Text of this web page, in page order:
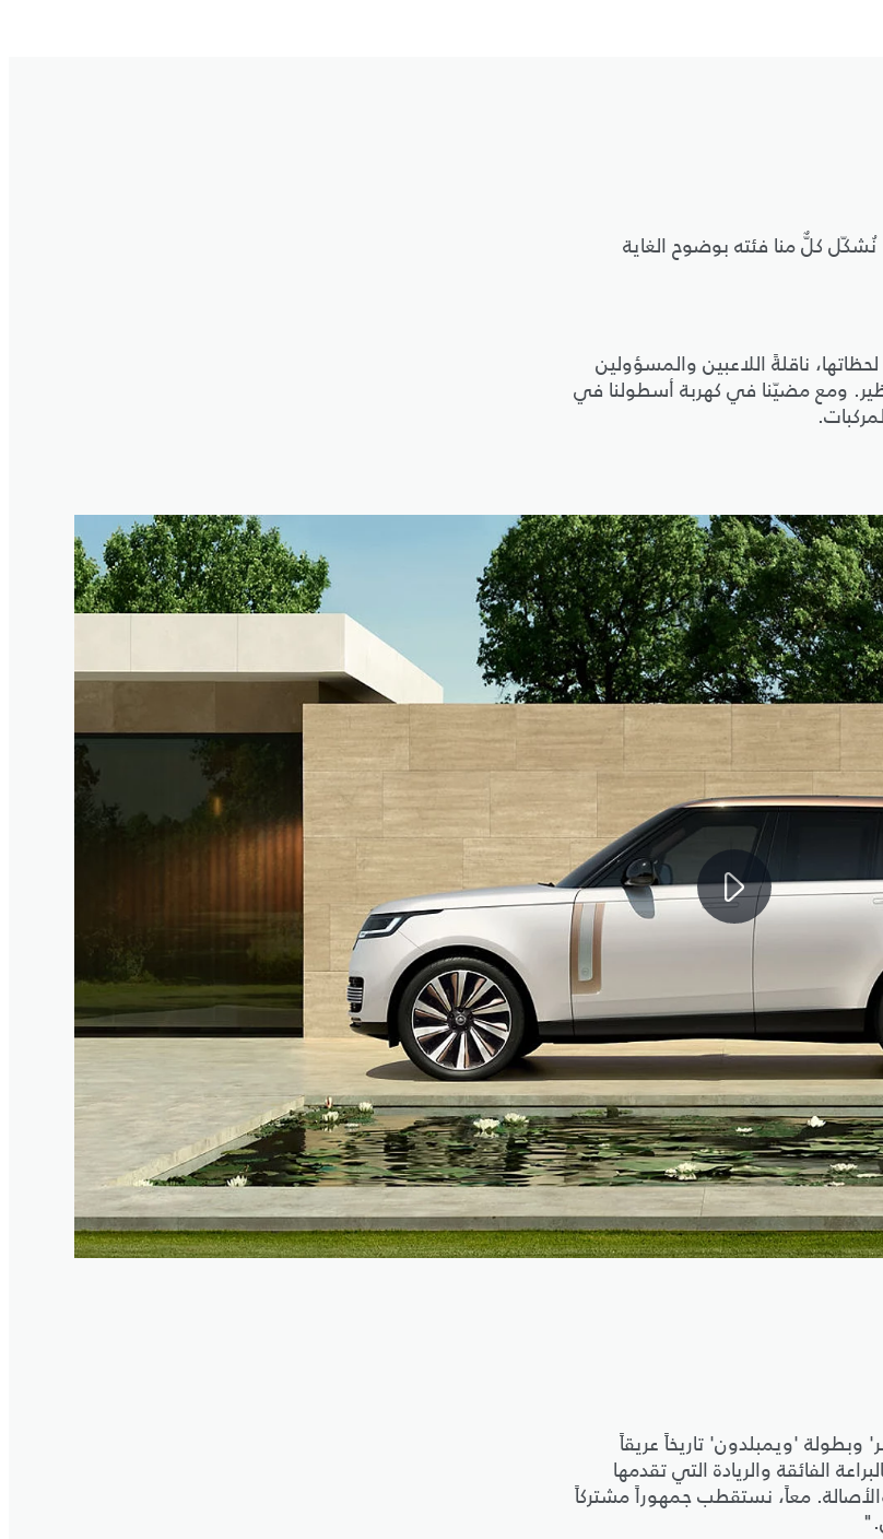
نُشكّل كلٌّ منا فئته بوضوح الغاية
ناقلةً اللاعبين والمسؤولين
ومع مضيّنا في كهربة أسطولنا في
وبطولة 'ويمبلدون' تاريخاً عريقاً
الفائقة والريادة التي تقدمها
معاً، نستقطب جمهوراً مشتركاً